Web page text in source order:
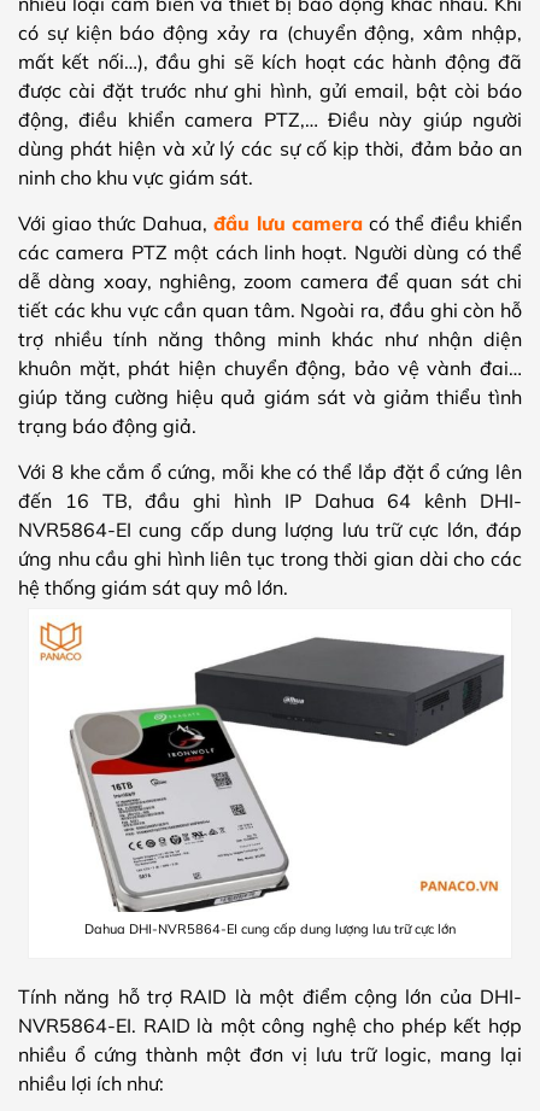
có sự kiện báo động xảy ra (chuyển động, xâm nhập,
mất kết nối…), đầu ghi sẽ kích hoạt các hành động đã
được cài đặt trước như ghi hình, gửi email, bật còi báo
động, điều khiển camera PTZ,… Điều này giúp người
dùng phát hiện và xử lý các sự cố kịp thời, đảm bảo an
ninh cho khu vực giám sát.
Với giao thức Dahua, đầu lưu camera có thể điều khiển
các camera PTZ một cách linh hoạt. Người dùng có thể
dễ dàng xoay, nghiêng, zoom camera để quan sát chi
tiết các khu vực cần quan tâm. Ngoài ra, đầu ghi còn hỗ
trợ nhiều tính năng thông minh khác như nhận diện
khuôn mặt, phát hiện chuyển động, bảo vệ vành đai…
giúp tăng cường hiệu quả giám sát và giảm thiểu tình
trạng báo động giả.
Với 8 khe cắm ổ cứng, mỗi khe có thể lắp đặt ổ cứng lên
đến 16 TB, đầu ghi hình IP Dahua 64 kênh DHI-
NVR5864-EI cung cấp dung lượng lưu trữ cực lớn, đáp
ứng nhu cầu ghi hình liên tục trong thời gian dài cho các
hệ thống giám sát quy mô lớn.
Dahua DHI-NVR5864-EI cung cấp dung lượng lưu trữ cực lớn
Tính năng hỗ trợ RAID là một điểm cộng lớn của DHI-
NVR5864-EI. RAID là một công nghệ cho phép kết hợp
nhiều ổ cứng thành một đơn vị lưu trữ logic, mang lại
nhiều lợi ích như: